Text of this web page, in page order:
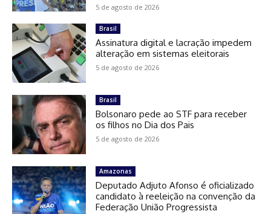
5 de agosto de 2026
Brasil
Assinatura digital e lacração impedem
alteração em sistemas eleitorais
5 de agosto de 2026
Brasil
Bolsonaro pede ao STF para receber
os filhos no Dia dos Pais
5 de agosto de 2026
Amazonas
Deputado Adjuto Afonso é oficializado
candidato à reeleição na convenção da
Federação União Progressista